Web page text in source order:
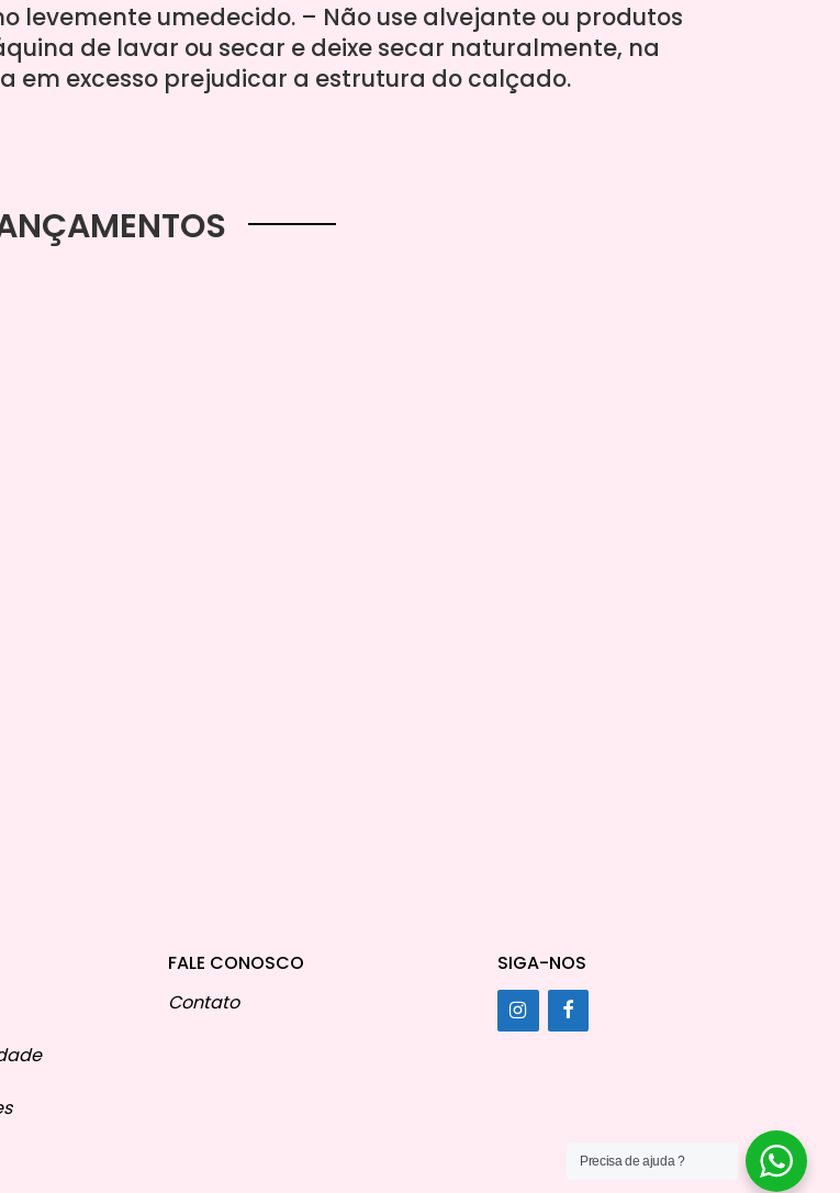
levemente umedecido. – Não use alvejante ou produtos
de lavar ou secar e deixe secar naturalmente, na
em excesso prejudicar a estrutura do calçado.
FALE CONOSCO
Contato
SIGA-NOS
Precisa de ajuda ?